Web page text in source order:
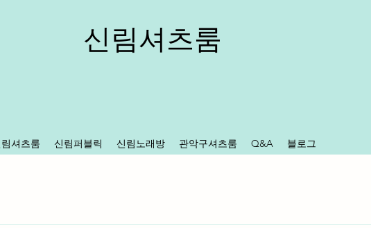
신림셔츠룸
셔츠룸 신림퍼블릭 신림노래방 관악구셔츠룸 Q&A 블로그